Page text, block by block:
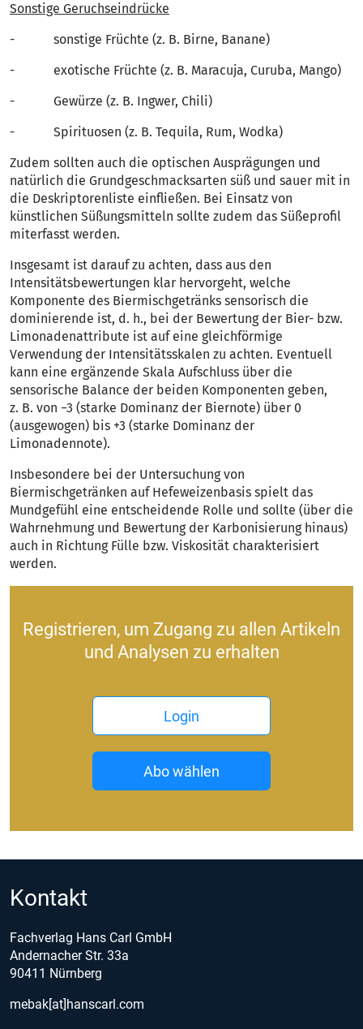
Sonstige Geruchseindrücke
- sonstige Früchte (z. B. Birne, Banane)
- exotische Früchte (z. B. Maracuja, Curuba, Mango)
- Gewürze (z. B. Ingwer, Chili)
- Spirituosen (z. B. Tequila, Rum, Wodka)
Zudem sollten auch die optischen Ausprägungen und
natürlich die Grundgeschmacksarten süß und sauer mit in
die Deskriptorenliste einfließen. Bei Einsatz von
künstlichen Süßungsmitteln sollte zudem das Süßeprofil
miterfasst werden.
Insgesamt ist darauf zu achten, dass aus den
Intensitätsbewertungen klar hervorgeht, welche
Komponente des Biermischgetränks sensorisch die
dominierende ist, d. h., bei der Bewertung der Bier- bzw.
Limonadenattribute ist auf eine gleichförmige
Verwendung der Intensitätsskalen zu achten. Eventuell
kann eine ergänzende Skala Aufschluss über die
sensorische Balance der beiden Komponenten geben,
z. B. von −3 (starke Dominanz der Biernote) über 0
(ausgewogen) bis +3 (starke Dominanz der
Limonadennote).
Insbesondere bei der Untersuchung von
Biermischgetränken auf Hefeweizenbasis spielt das
Mundgefühl eine entscheidende Rolle und sollte (über die
Wahrnehmung und Bewertung der Karbonisierung hinaus)
auch in Richtung Fülle bzw. Viskosität charakterisiert
werden.
Registrieren, um Zugang zu allen Artikeln
und Analysen zu erhalten
Login
Abo wählen
Kontakt
Fachverlag Hans Carl GmbH
Andernacher Str. 33a
90411 Nürnberg
mebak[at]hanscarl.com